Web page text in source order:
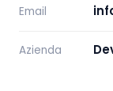
Email
Azienda